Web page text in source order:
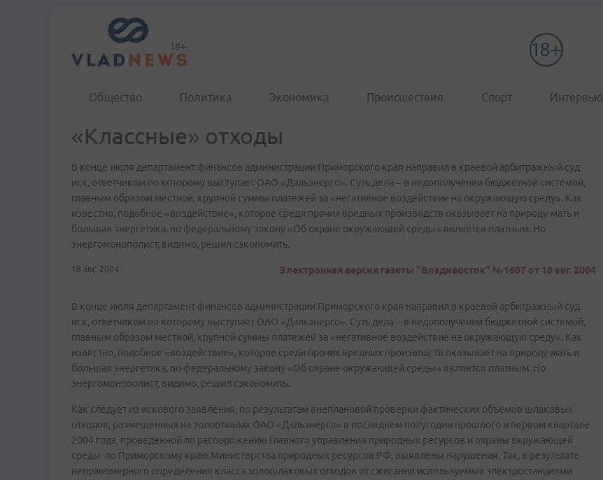
Общество Политика Экономика Происшествия Спорт Интервью
«Классные» отходы
В конце июля департамент финансов администрации Приморского края направил в краевой арбитражный суд
иск, ответчиком по которому выступает ОАО «Дальэнерго». Суть дела – в недополучении бюджетной системой,
главным образом местной, крупной суммы платежей за «негативное воздействие на окружающую среду». Как
известно, подобное «воздействие», которое среди прочих вредных производств оказывает на природу-мать и
большая энергетика, по федеральному закону «Об охране окружающей среды» является платным. Но
энергомонополист, видимо, решил сэкономить.
18 авг. 2004 Электронная версия газеты "Владивосток" №1607 от 18 авг. 2004
В конце июля департамент финансов администрации Приморского края направил в краевой арбитражный суд
иск, ответчиком по которому выступает ОАО «Дальэнерго». Суть дела – в недополучении бюджетной системой,
главным образом местной, крупной суммы платежей за «негативное воздействие на окружающую среду». Как
известно, подобное «воздействие», которое среди прочих вредных производств оказывает на природу-мать и
большая энергетика, по федеральному закону «Об охране окружающей среды» является платным. Но
энергомонополист, видимо, решил сэкономить.
Как следует из искового заявления, по результатам внеплановой проверки фактических объемов шлаковых
отходов, размещенных на золоотвалах ОАО «Дальэнерго» в последнем полугодии прошлого и первом квартале
2004 года, проведенной по распоряжению Главного управления природных ресурсов и охраны окружающей
среды по Приморскому краю Министерства природных ресурсов РФ, выявлены нарушения. Так, в результате
неправомерного определения класса золошлаковых отходов от сжигания используемых электростанциями